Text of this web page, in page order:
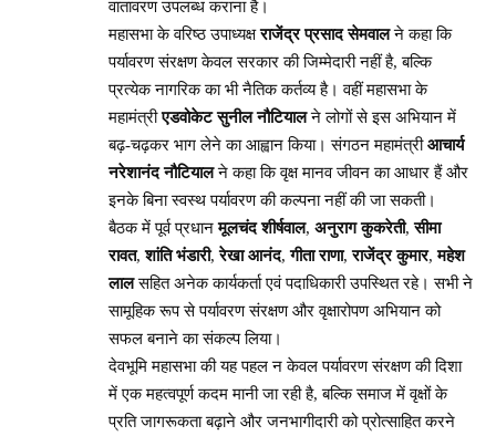
वातावरण उपलब्ध कराना है।
महासभा के वरिष्ठ उपाध्यक्षराजेंद्र प्रसाद सेमवालने कहा कि
पर्यावरण संरक्षण केवल सरकार की जिम्मेदारी नहीं है, बल्कि
प्रत्येक नागरिक का भी नैतिक कर्तव्य है। वहीं महासभा के
महामंत्रीएडवोकेट सुनील नौटियालने लोगों से इस अभियान में
बढ़-चढ़कर भाग लेने का आह्वान किया। संगठन महामंत्रीआचार्य
नरेशानंद नौटियालने कहा कि वृक्ष मानव जीवन का आधार हैं और
इनके बिना स्वस्थ पर्यावरण की कल्पना नहीं की जा सकती।
बैठक में पूर्व प्रधानमूलचंद शीर्षवाल, अनुराग कुकरेती,सीमा
रावत,शांति भंडारी,रेखा आनंद,गीता राणा,राजेंद्र कुमार,महेश
लालसहित अनेक कार्यकर्ता एवं पदाधिकारी उपस्थित रहे। सभी ने
सामूहिक रूप से पर्यावरण संरक्षण और वृक्षारोपण अभियान को
सफल बनाने का संकल्प लिया।
देवभूमि महासभा की यह पहल न केवल पर्यावरण संरक्षण की दिशा
में एक महत्वपूर्ण कदम मानी जा रही है, बल्कि समाज में वृक्षों के
प्रति जागरूकता बढ़ाने और जनभागीदारी को प्रोत्साहित करने